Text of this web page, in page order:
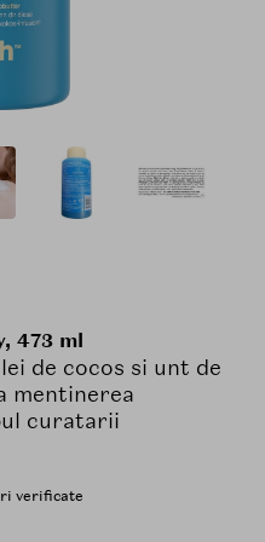
473 ml
de cocos si unt de
mentinerea
curatarii
verificate